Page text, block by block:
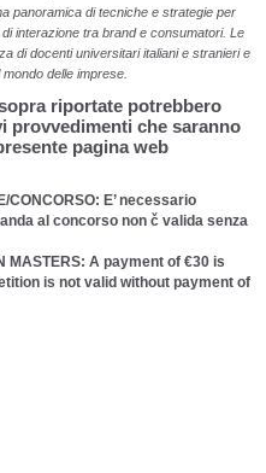
panoramica di tecniche e strategie per
interazione tra brand e consumatori. Le
di docenti universitari italiani e stranieri e
delle imprese.
riportate potrebbero
provvedimenti che saranno
pagina web
CONCORSO: E’ necessario
al concorso non č valida senza
MASTERS: A payment of €30 is
is not valid without payment of